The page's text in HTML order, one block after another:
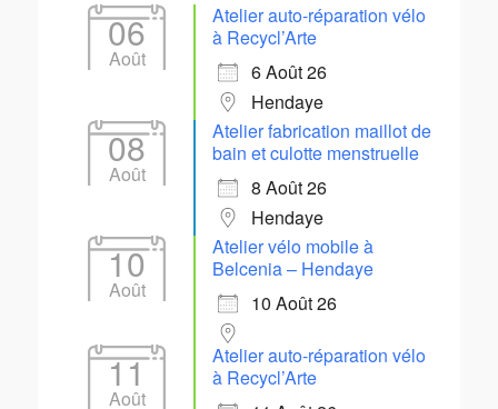
06
Août
Atelier auto-réparation vélo
à Recycl’Arte
6 Août 26
Hendaye
08
Août
Atelier fabrication maillot de
bain et culotte menstruelle
8 Août 26
Hendaye
10
Août
Atelier vélo mobile à
Belcenia – Hendaye
10 Août 26
11
Août
Atelier auto-réparation vélo
à Recycl’Arte